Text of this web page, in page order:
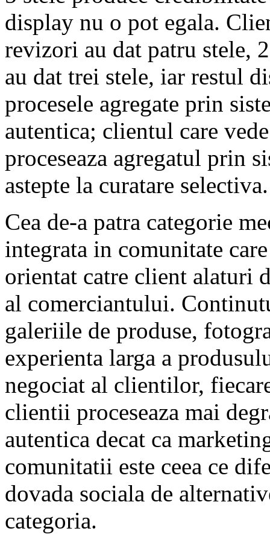
display nu o pot egala.
revizori au dat patru stele,
au dat trei stele, iar restul
procesele agregate prin
autentica; clientul care
proceseaza agregatul prin
astepte la curatare selectiva.
Cea de-a patra categorie
integrata in comunitate
orientat catre client alaturi
al comerciantului.
galeriile de produse,
experienta larga a
negociat al clientilor,
clientii proceseaza mai
autentica decat ca
comunitatii este ceea ce
dovada sociala de
categoria.